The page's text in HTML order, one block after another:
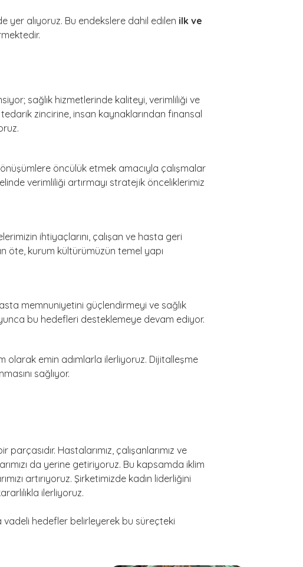
yer alıyoruz. Bu endekslere dahil edilen ilk ve
sağlık hizmetlerinde kaliteyi, verimliliği ve
zincirine, insan kaynaklarından finansal
öncülük etmek amacıyla çalışmalar
verimliliği artırmayı stratejik önceliklerimiz
ihtiyaçlarını, çalışan ve hasta geri
öte, kurum kültürümüzün temel yapı
memnuniyetini güçlendirmeyi ve sağlık
bu hedefleri desteklemeye devam ediyor.
olarak emin adımlarla ilerliyoruz. Dijitalleşme
sağlıyor.
Hastalarımız, çalışanlarımız ve
da yerine getiriyoruz. Bu kapsamda iklim
artırıyoruz. Şirketimizde kadın liderliğini
ilerliyoruz.
hedefler belirleyerek bu süreçteki